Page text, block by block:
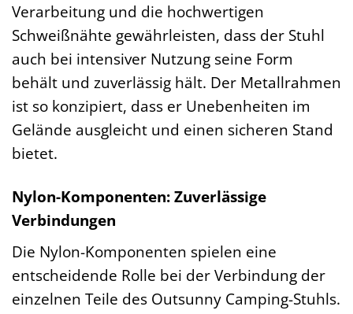
Verarbeitung und die hochwertigen
Schweißnähte gewährleisten, dass der Stuhl
auch bei intensiver Nutzung seine Form
behält und zuverlässig hält. Der Metallrahmen
ist so konzipiert, dass er Unebenheiten im
Gelände ausgleicht und einen sicheren Stand
bietet.
Nylon-Komponenten: Zuverlässige
Verbindungen
Die Nylon-Komponenten spielen eine
entscheidende Rolle bei der Verbindung der
einzelnen Teile des Outsunny Camping-Stuhls.